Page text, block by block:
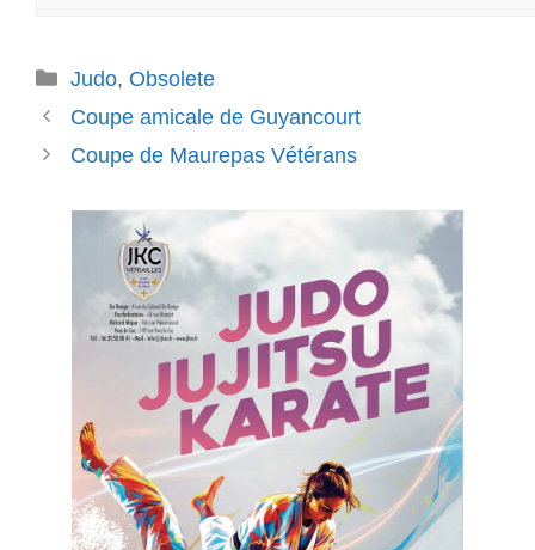
Catégories
Judo, Obsolete
Coupe amicale de Guyancourt
Coupe de Maurepas Vétérans